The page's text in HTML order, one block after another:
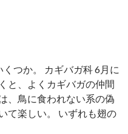
つか。 カギバガ科 6月に
と、よくカギバガの仲間
、鳥に食われない系の偽
て楽しい。 いずれも翅の